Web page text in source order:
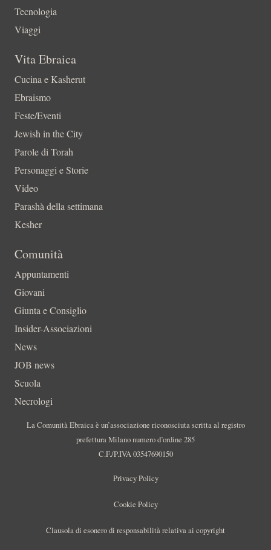
Tecnologia
Viaggi
Vita Ebraica
Cucina e Kasherut
Ebraismo
Feste/Eventi
Jewish in the City
Parole di Torah
Personaggi e Storie
Video
Parashà della settimana
Kesher
Comunità
Appuntamenti
Giovani
Giunta e Consiglio
Insider-Associazioni
News
JOB news
Scuola
Necrologi
La Comunità Ebraica è un’associazione riconosciuta scritta al registro
prefettura Milano numero d’ordine 285
C.F./P.IVA 03547690150
Privacy Policy
Cookie Policy
Clausola di esonero di responsabilità relativa ai copyright